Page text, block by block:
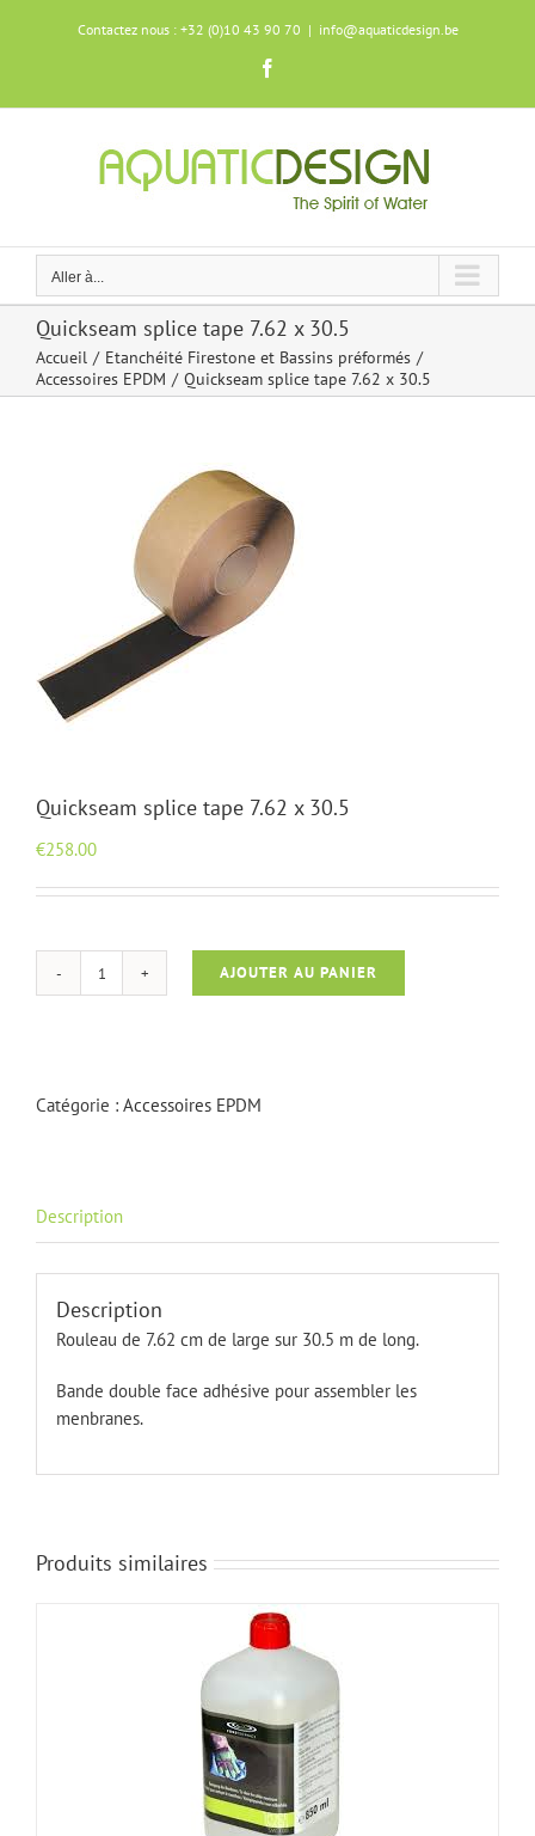
Contactez nous : +32 (0)10 43 90 70 | info@aquaticdesign.be
Aller à...
Quickseam splice tape 7.62 x 30.5
Accueil
Etanchéité Firestone et Bassins préformés
Accessoires EPDM
Quickseam splice tape 7.62 x 30.5
Quickseam splice tape 7.62 x 30.5
€258.00
quantité
tape
AJOUTER AU PANIER
Catégorie : Accessoires EPDM
Description
Description
Rouleau de 7.62 cm de large sur 30.5 m de long.
Bande double face adhésive pour assembler les
menbranes.
Produits similaires